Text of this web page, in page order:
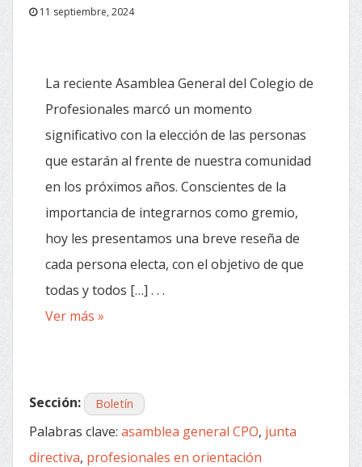
11 septiembre, 2024
La reciente Asamblea General del Colegio de
Profesionales marcó un momento
significativo con la elección de las personas
que estarán al frente de nuestra comunidad
en los próximos años. Conscientes de la
importancia de integrarnos como gremio,
hoy les presentamos una breve reseña de
cada persona electa, con el objetivo de que
todas y todos […] . . .
Ver más »
Sección: Boletín
Palabras clave: asamblea general CPO, junta
directiva, profesionales en orientación